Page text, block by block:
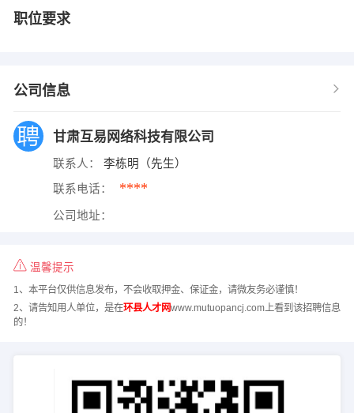
职位要求
公司信息
甘肃互易网络科技有限公司
联系人： 李栋明（先生）
联系电话： ****
公司地址：
温馨提示
1、本平台仅供信息发布，不会收取押金、保证金，请微友务必谨慎！
2、请告知用人单位，是在环县人才网www.mutuopancj.com上看到该招聘信息
的！